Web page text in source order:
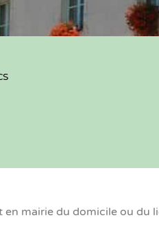
mairie du domicile ou du